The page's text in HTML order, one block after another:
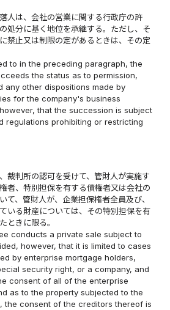
人は、会社の営業に関する行政庁の許
処分に基く地位を承継する。ただし、そ
禁止又は制限の定があるときは、その定
to in the preceding paragraph, the
the status as to permission,
any other dispositions made by
for the company's business
that the succession is subject
regulations prohibiting or restricting
裁判所の認可を受けて、管財人が実施す
者、特別担保を有する債権者又は会社の
て、管財人が、企業担保権者全員及び、
いる財産については、その特別担保を有
ときに限る。
conducts a private sale subject to
however, that it is limited to cases
by enterprise mortgage holders,
security right, or a company, and
consent of all of the enterprise
as to the property subjected to the
the consent of the creditors thereof is